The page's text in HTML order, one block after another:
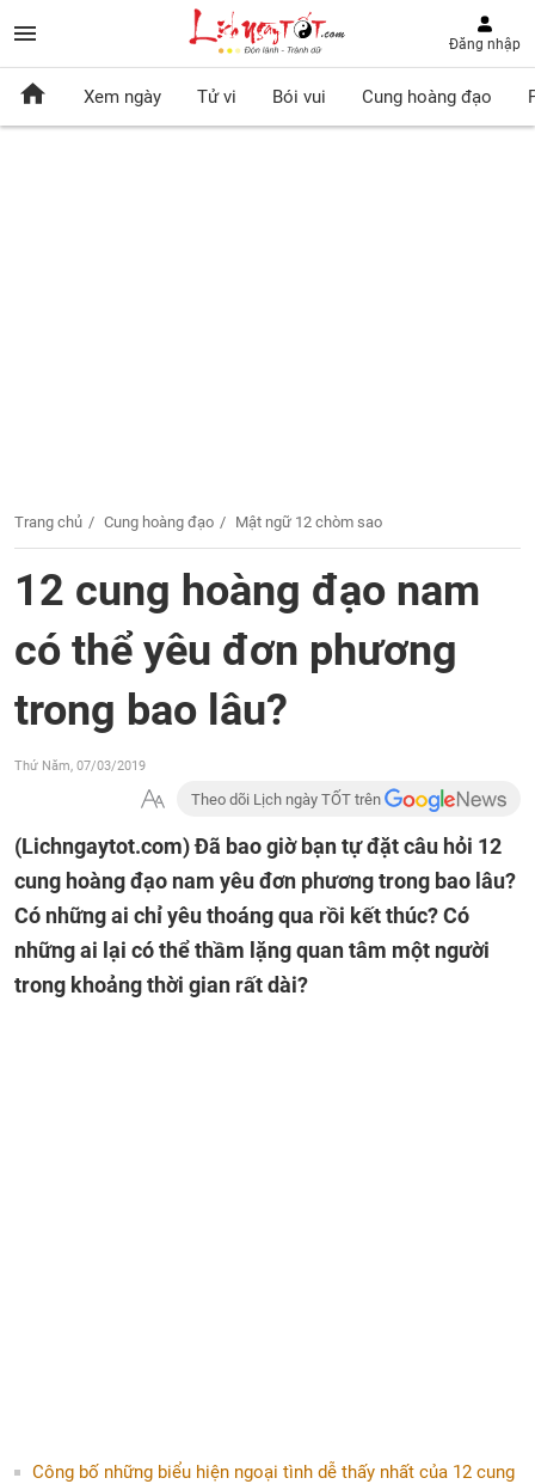
Đăng nhập
Xem ngày Tử vi Bói vui Cung hoàng đạo
Trang chủ Cung hoàng đạo Mật ngữ 12 chòm sao
12 cung hoàng đạo nam
có thể yêu đơn phương
trong bao lâu?
Thứ Năm, 07/03/2019
Theo dõi Lịch ngày TỐT trên
(Lichngaytot.com)Đã bao giờ bạn tự đặt câu hỏi 12
cung hoàng đạo nam yêu đơn phương trong bao lâu?
Có những ai chỉ yêu thoáng qua rồi kết thúc? Có
những ai lại có thể thầm lặng quan tâm một người
trong khoảng thời gian rất dài?
Công bố những biểu hiện ngoại tình dễ thấy nhất của 12 cung